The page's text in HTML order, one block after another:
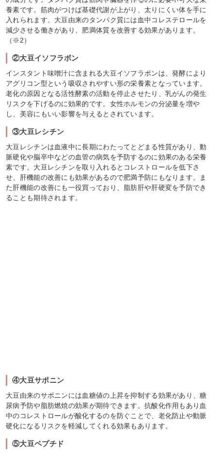
養素です。筋肉がつけば基礎代謝が上がり、太りにくい体を手に
入れられます。大豆由来のタンパク質には血中コレステロールを
減少させる働きがあり、肥満体質を改善する効果があります。
（※2）
②大豆イソフラボン
インスタント味噌汁に含まれる大豆イソフラボンは、発酵により
アグリコン型という吸収されやすい形の栄養素となっています。
老化の原因となる活性酵素の活動を停止させたり、乳がんの発生
リスクを下げるのに効果的です。女性ホルモンの分泌量を増や
し、美容にもいい影響を与えるとされています。
③大豆レシチン
大豆レシチンは血液中に長期にわたってとどまる性質があり、動
脈硬化や脳卒中などの血管の病気を予防するのに効果のある栄養
素です。大豆レシチンを取り入れるとコレストロールを低下さ
せ、肝機能の改善にも効果があるので肥満予防にもなります。ま
た肝機能の改善にも一役買っており、脂肪肝や肝硬変を予防でき
ることも期待されます。
④大豆サポニン
大豆由来のサポニンには血糖値の上昇を抑制する効果があり、糖
尿病予防や脂肪燃焼の効果が期待できます。抗酸化作用もあり血
中のコレストロールが酸化するのを防ぐことで、老化防止や動脈
硬化になるリスクを軽減してくれる効果もあります。
⑤大豆ペプチド